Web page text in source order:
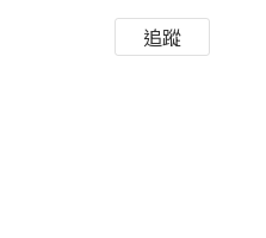
追蹤